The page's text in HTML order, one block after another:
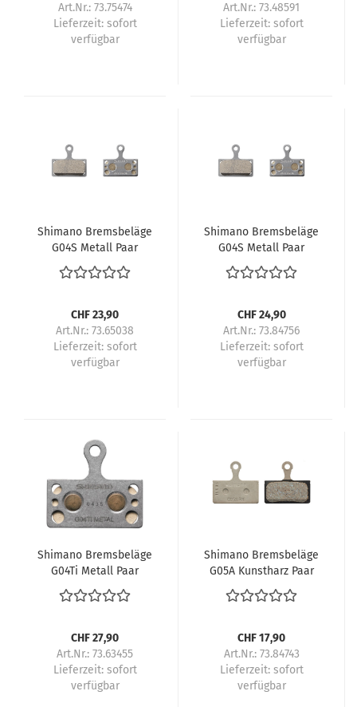
Art.Nr.: 73.75474
Lieferzeit: sofort
verfügbar
Art.Nr.: 73.48591
Lieferzeit: sofort
verfügbar
Shimano Bremsbeläge
G04S Metall Paar
CHF 23,90
Art.Nr.: 73.65038
Lieferzeit: sofort
verfügbar
Shimano Bremsbeläge
G04S Metall Paar
CHF 24,90
Art.Nr.: 73.84756
Lieferzeit: sofort
verfügbar
Shimano Bremsbeläge
G04Ti Metall Paar
CHF 27,90
Art.Nr.: 73.63455
Lieferzeit: sofort
verfügbar
Shimano Bremsbeläge
G05A Kunstharz Paar
CHF 17,90
Art.Nr.: 73.84743
Lieferzeit: sofort
verfügbar